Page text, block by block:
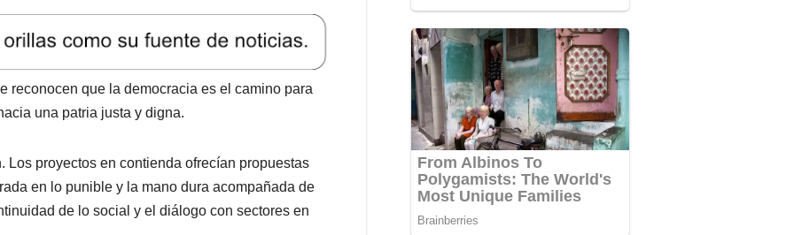
reconocen que la democracia es el camino para
una patria justa y digna.
proyectos en contienda ofrecían propuestas
en lo punible y la mano dura acompañada de
de lo social y el diálogo con sectores en